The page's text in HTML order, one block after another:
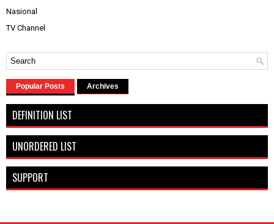
Nasional
TV Channel
Popular Posts Archives
DEFINITION LIST
UNORDERED LIST
SUPPORT